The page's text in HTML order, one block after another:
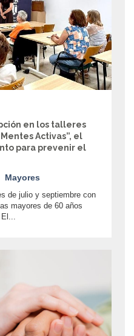
en los talleres
Activas”, el
para prevenir el
Mayores
de julio y septiembre con
mayores de 60 años
El...